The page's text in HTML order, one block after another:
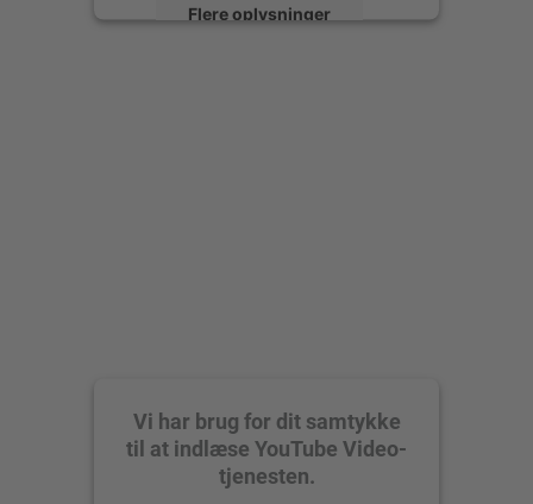
Flere oplysninger
Vi har brug for dit samtykke
til at indlæse YouTube Video-
tjenesten.